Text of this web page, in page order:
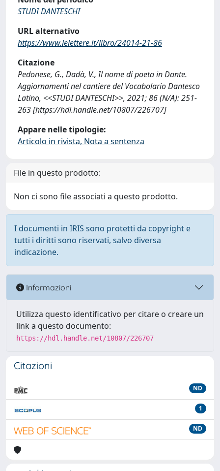
STUDI DANTESCHI
URL alternativo
https://www.lelettere.it/libro/24014-21-86
Citazione
Pedonese, G., Dadà, V., Il nome di poeta in Dante.
Aggiornamenti nel cantiere del Vocabolario Dantesco
Latino, <<STUDI DANTESCHI>>, 2021; 86 (N/A): 251-
263 [https://hdl.handle.net/10807/226707]
Appare nelle tipologie:
Articolo in rivista, Nota a sentenza
File in questo prodotto:
Non ci sono file associati a questo prodotto.
I documenti in IRIS sono protetti da copyright e
tutti i diritti sono riservati, salvo diversa
indicazione.
Informazioni
Utilizza questo identificativo per citare o creare un
link a questo documento:
https://hdl.handle.net/10807/226707
Citazioni
ND
1
ND